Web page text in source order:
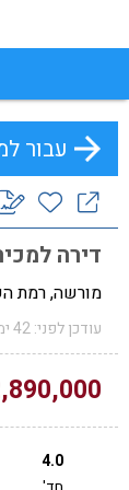
עבור
דירה
מורשה, רמת
עודכן לפני: 42 ימים
₪
4.0